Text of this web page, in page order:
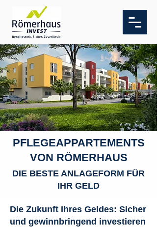
PFLEGEAPPARTEMENTS
VON RÖMERHAUS
DIE BESTE ANLAGEFORM FÜR
IHR GELD
Die Zukunft Ihres Geldes: Sicher
und gewinnbringend investieren